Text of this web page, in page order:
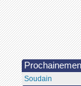
Soudain